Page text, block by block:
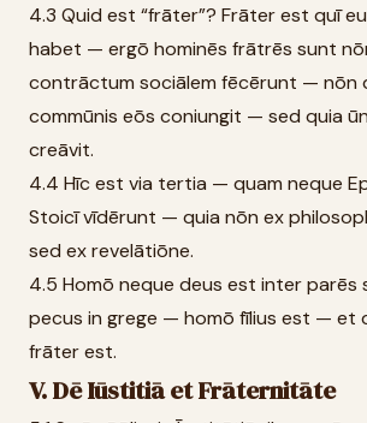
4.3 Quid est “frāter”? Frāter est quī
habet — ergō hominēs frātrēs sunt
contrāctum sociālem fēcērunt — nōn
commūnis eōs coniungit — sed quia
creāvit.
4.4 Hīc est via tertia — quam neque
Stoicī vīdērunt — quia nōn ex
sed ex revelātiōne.
4.5 Homō neque deus est inter parēs
pecus in grege — homō fīlius est — et
frāter est.
V. Dē Iūstitiā et Frāternitāte